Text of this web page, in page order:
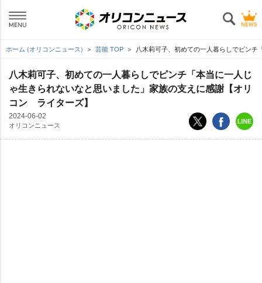
ホーム (オリコンニュース) 芸能 TOP 八木莉可子、初めての一人暮らしでピン
八木莉可子、初めての一人暮らしでピンチ「本当に一人じ
ゃ生きられないなと思いました」家族の支えに感謝【オリ
コン ライターズ】
2024-06-02
オリコンニュース